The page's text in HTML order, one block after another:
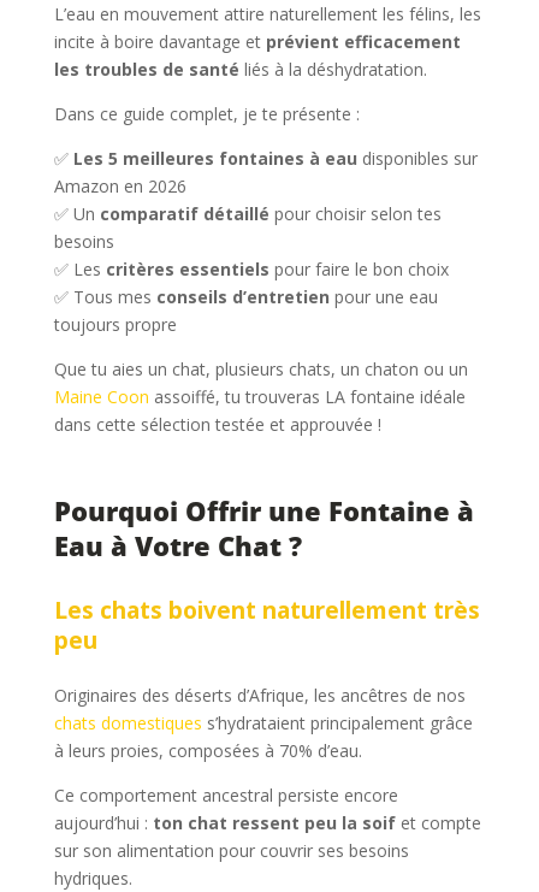
L’eau en mouvement attire naturellement les félins, les
incite à boire davantage et prévient efficacement
les troubles de santé liés à la déshydratation.
Dans ce guide complet, je te présente :
✅ Les 5 meilleures fontaines à eau disponibles sur
Amazon en 2026
✅ Un comparatif détaillé pour choisir selon tes
besoins
✅ Les critères essentiels pour faire le bon choix
✅ Tous mes conseils d’entretien pour une eau
toujours propre
Que tu aies un chat, plusieurs chats, un chaton ou un
Maine Coon assoiffé, tu trouveras LA fontaine idéale
dans cette sélection testée et approuvée !
Pourquoi Offrir une Fontaine à
Eau à Votre Chat ?
Les chats boivent naturellement très
peu
Originaires des déserts d’Afrique, les ancêtres de nos
chats domestiques s’hydrataient principalement grâce
à leurs proies, composées à 70% d’eau.
Ce comportement ancestral persiste encore
aujourd’hui : ton chat ressent peu la soifet compte
sur son alimentation pour couvrir ses besoins
hydriques.